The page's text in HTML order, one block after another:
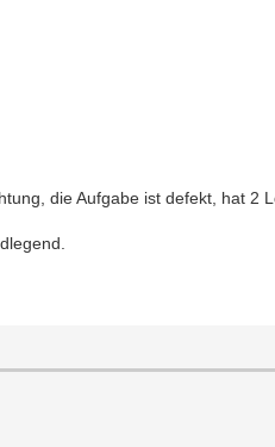
die Aufgabe ist defekt, hat 2